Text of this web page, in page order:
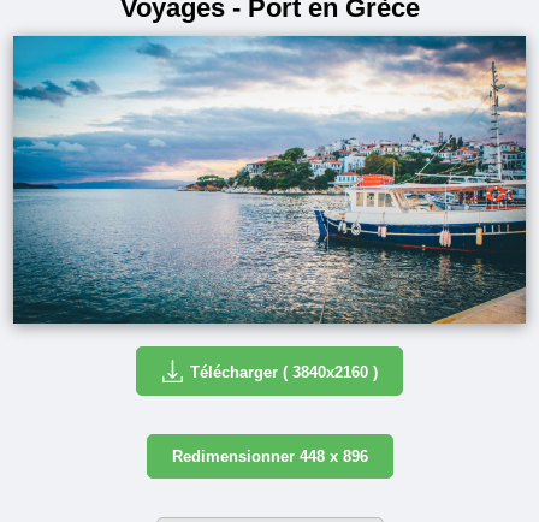
Voyages - Port en Grèce
Télécharger ( 3840x2160 )
Redimensionner 448 x 896